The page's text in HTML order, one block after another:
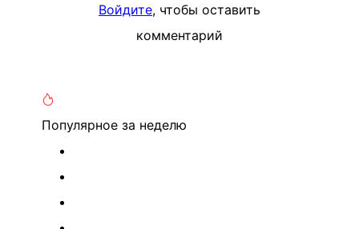
Войдите, чтобы оставить
комментарий
Популярное за неделю